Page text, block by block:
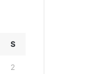
S
2